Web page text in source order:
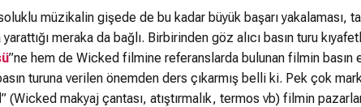
müzikalin gişede de bu kadar büyük başarı yakalaması,
meraka da bağlı. Birbirinden göz alıcı basın turu
”ne hem de Wicked filmine referanslarda bulunan filmin basın
turuna verilen önemden ders çıkarmış belli ki. Pek çok
” (Wicked makyaj çantası, atıştırmalık, termos vb) filmin